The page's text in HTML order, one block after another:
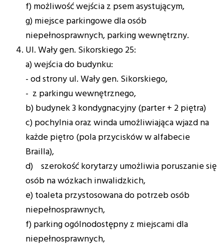
f) możliwość wejścia z psem asystującym,
g) miejsce parkingowe dla osób
niepełnosprawnych, parking wewnętrzny.
Ul. Wały gen. Sikorskiego 25:
a) wejścia do budynku:
- od strony ul. Wały gen. Sikorskiego,
- z parkingu wewnętrznego,
b) budynek 3 kondygnacyjny (parter + 2 piętra)
c) pochylnia oraz winda umożliwiająca wjazd na
każde piętro (pola przycisków w alfabecie
Brailla),
d) szerokość korytarzy umożliwia poruszanie się
osób na wózkach inwalidzkich,
e) toaleta przystosowana do potrzeb osób
niepełnosprawnych,
f) parking ogólnodostępny z miejscami dla
niepełnosprawnych,